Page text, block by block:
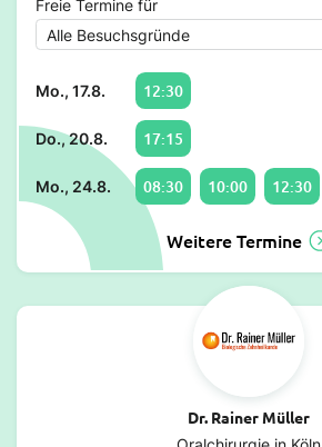
Freie Termine für
Mo., 17.8. 12:30
Do., 20.8. 17:15
Mo., 24.8. 08:30 10:00 12:30
Weitere Termine
Dr. Rainer Müller